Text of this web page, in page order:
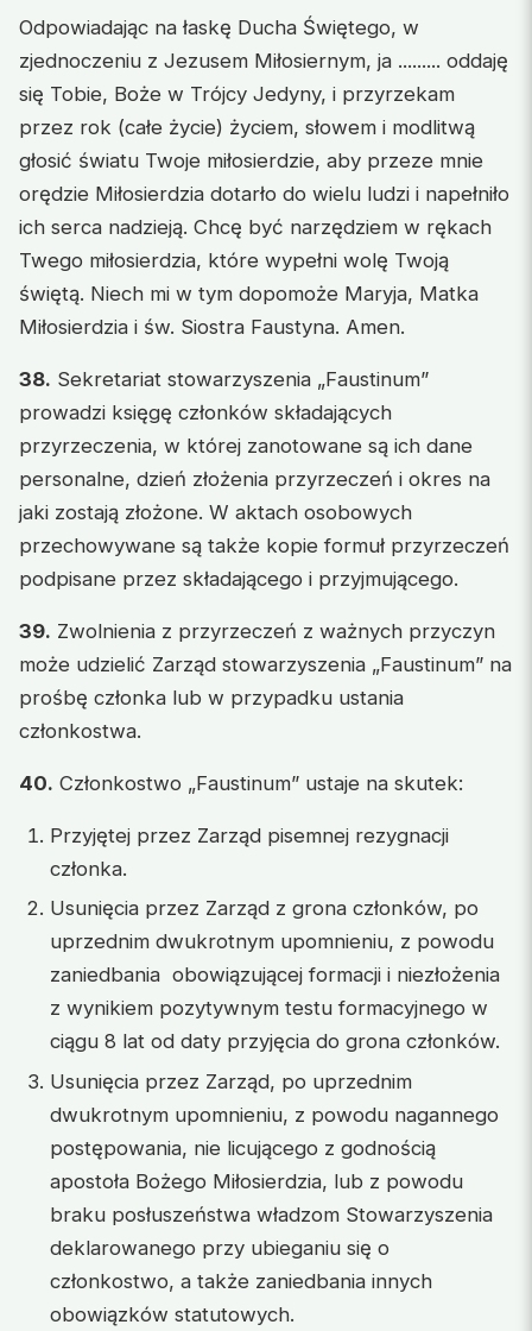
Odpowiadając na łaskę Ducha Świętego, w
zjednoczeniu z Jezusem Miłosiernym, ja ......... oddaję
się Tobie, Boże w Trójcy Jedyny, i przyrzekam
przez rok (całe życie) życiem, słowem i modlitwą
głosić światu Twoje miłosierdzie, aby przeze mnie
orędzie Miłosierdzia dotarło do wielu ludzi i napełniło
ich serca nadzieją. Chcę być narzędziem w rękach
Twego miłosierdzia, które wypełni wolę Twoją
świętą. Niech mi w tym dopomoże Maryja, Matka
Miłosierdzia i św. Siostra Faustyna. Amen.
38. Sekretariat stowarzyszenia „Faustinum”
prowadzi księgę członków składających
przyrzeczenia, w której zanotowane są ich dane
personalne, dzień złożenia przyrzeczeń i okres na
jaki zostają złożone. W aktach osobowych
przechowywane są także kopie formuł przyrzeczeń
podpisane przez składającego i przyjmującego.
39. Zwolnienia z przyrzeczeń z ważnych przyczyn
może udzielić Zarząd stowarzyszenia „Faustinum” na
prośbę członka lub w przypadku ustania
członkostwa.
40. Członkostwo „Faustinum” ustaje na skutek:
Przyjętej przez Zarząd pisemnej rezygnacji
członka.
Usunięcia przez Zarząd z grona członków, po
uprzednim dwukrotnym upomnieniu, z powodu
zaniedbania obowiązującej formacji i niezłożenia
z wynikiem pozytywnym testu formacyjnego w
ciągu 8 lat od daty przyjęcia do grona członków.
Usunięcia przez Zarząd, po uprzednim
dwukrotnym upomnieniu, z powodu nagannego
postępowania, nie licującego z godnością
apostoła Bożego Miłosierdzia, lub z powodu
braku posłuszeństwa władzom Stowarzyszenia
deklarowanego przy ubieganiu się o
członkostwo, a także zaniedbania innych
obowiązków statutowych.